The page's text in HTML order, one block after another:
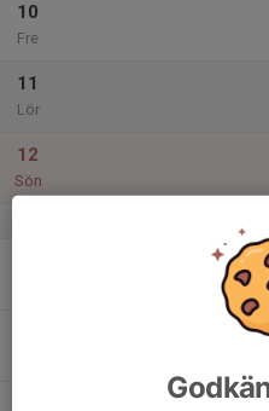
10
Fre
11
Lör
12
Sön